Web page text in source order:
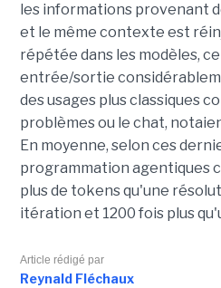
les informations provenant
et le même contexte est
répétée dans les modèles,
entrée/sortie
des usages plus classiques
problèmes ou le chat,
En moyenne, selon ces
programmation agentiques
plus de tokens qu'une
itération et 1200 fois plus
Article rédigé par
Reynald Fléchaux